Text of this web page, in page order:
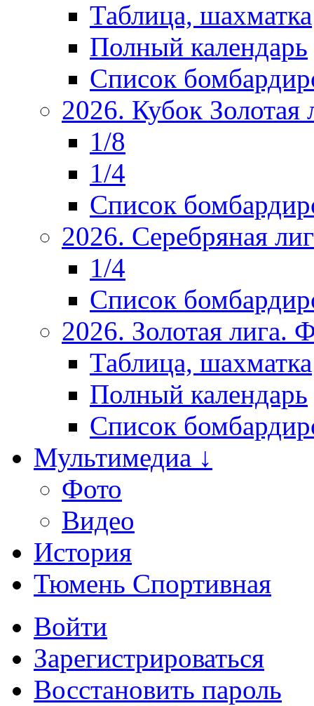
Таблица, шахматка
Полный календарь
Список
2026. Кубок Золотая
1/8
1/4
Список
2026. Серебряная
1/4
Список
2026. Золотая
Таблица, шахматка
Полный календарь
Список
Мультимедиа ↓
Фото
Видео
История
Тюмень Спортивная
Войти
Зарегистрироваться
Восстановить пароль